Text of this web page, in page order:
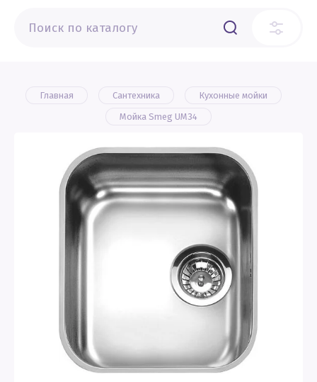
Главная Сантехника
Кухонные мойки
Мойка Smeg UM34